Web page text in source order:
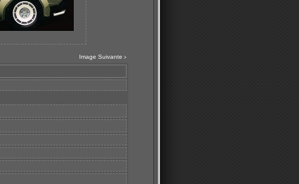
Image Suivante >